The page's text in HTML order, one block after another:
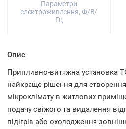
Параметри
електроживлення, Ф/В/
Гц
Опис
Припливно-витяжна установка
найкраще рішення для
мікроклімату в житлових
подачу свіжого та видалення
підігрів або охолодження